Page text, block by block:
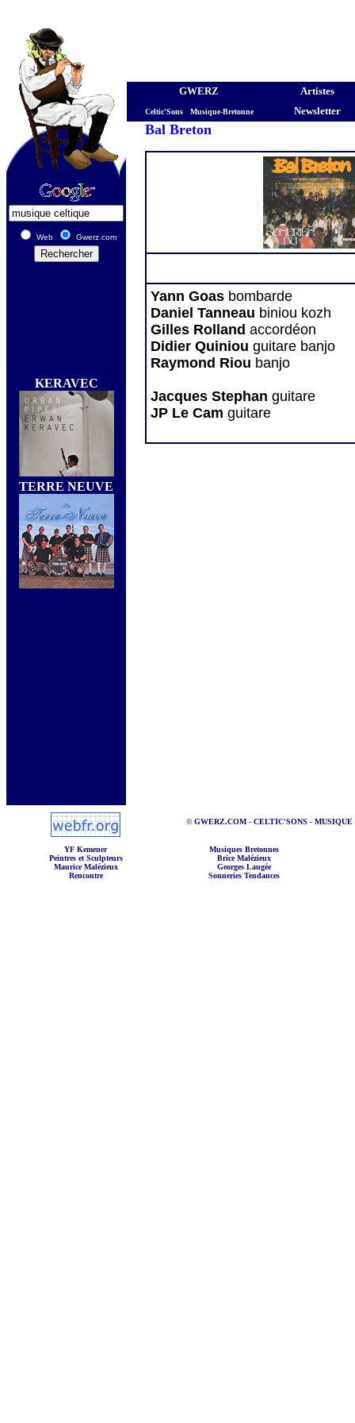
GWERZ Artistes
Celtic'Sons- Musique-Bretonne Newsletter
Web Gwerz.com
KERAVEC
TERRE NEUVE
Bal Breton
Yann Goas bombarde
Daniel Tanneau biniou kozh
Gilles Rolland accordéon
Didier Quiniou guitare banjo
Raymond Riou banjo
Jacques Stephan guitare
JP Le Cam guitare
©GWERZ.COM- CELTIC'SONS - MUSIQUE
YF Kemener
Musiques Bretonnes
Peintres et Sculpteurs
Brice Malézieux
Maurice Malézieux
Georges Laugée
Rencontre
Sonneries Tendances
Irish Music Welch MusicArmoriKanAnnuaire Libre